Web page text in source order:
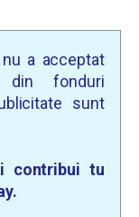
a acceptat
fonduri
sunt
contribui tu